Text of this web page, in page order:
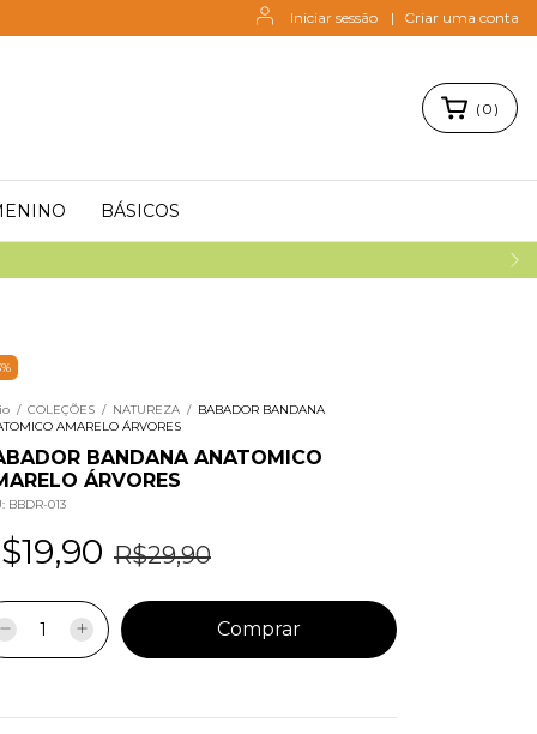
Iniciar sessão | Criar uma conta
( 0 )
BÁSICOS
%
/ COLEÇÕES / NATUREZA / BABADOR BANDANA
AMARELO ÁRVORES
BANDANA ANATOMICO
ÁRVORES
BBDR-013
R$29,90